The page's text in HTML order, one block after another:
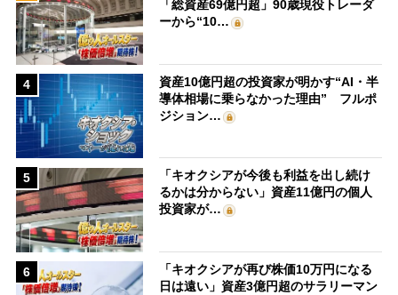
「総資産69億円超」90歳現役トレーダ
ーから“10…
4
資産10億円超の投資家が明かす“AI・半
導体相場に乗らなかった理由” フルポ
ジション…
5
「キオクシアが今後も利益を出し続け
るかは分からない」資産11億円の個人
投資家が…
6
「キオクシアが再び株価10万円になる
日は遠い」資産3億円超のサラリーマン